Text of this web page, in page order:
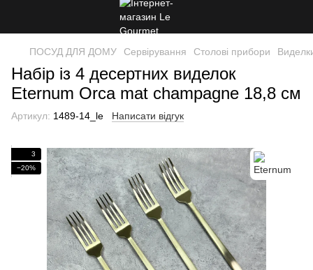
ПОСУД ДЛЯ ДОМУ Сервірування Столові прибори
Набір із 4 десертних виделок
Eternum Orca mat champagne 18,8 см
Артикул: 1489-14_le Написати відгук
3
−20%